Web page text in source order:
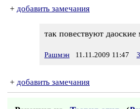
+ добавить замечания
так повествуют
Рашмэн 11.11.2009 11:47
+ добавить замечания